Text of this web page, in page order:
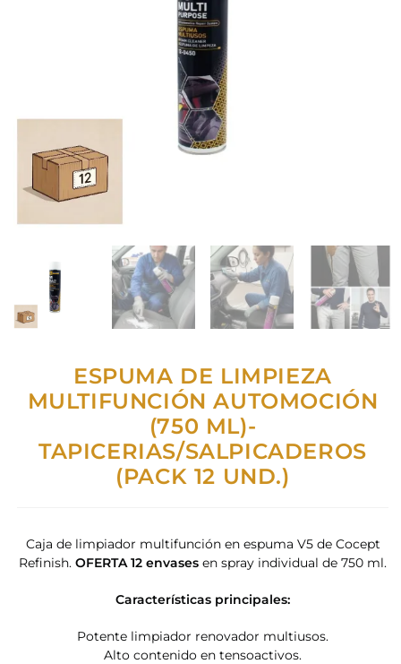
ESPUMA DE LIMPIEZA
MULTIFUNCIÓN AUTOMOCIÓN
(750 ML)-
TAPICERIAS/SALPICADEROS
(PACK 12 UND.)
Caja de limpiador multifunción en espuma V5 de Cocept
Refinish. OFERTA 12 envases en spray individual de 750 ml.
Características principales:
Potente limpiador renovador multiusos.
Alto contenido en tensoactivos.